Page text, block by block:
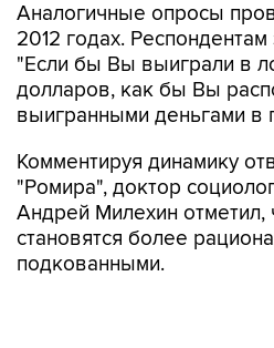
Аналогичные опросы
2012 годах.
"Если бы Вы выиграли в
долларов, как бы Вы
выигранными деньгами в
Комментируя динамику
"Ромира", доктор
Андрей Милехин отметил,
становятся более
подкованными.